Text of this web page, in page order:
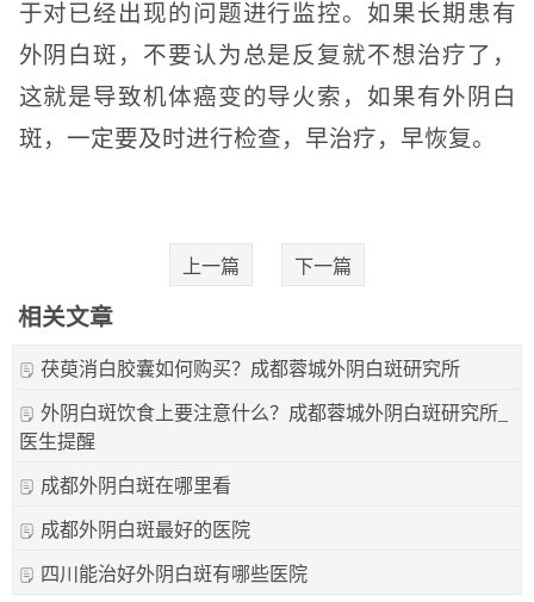
于对已经出现的问题进行监控。如果长期患有
外阴白斑，不要认为总是反复就不想治疗了，
这就是导致机体癌变的导火索，如果有外阴白
斑，一定要及时进行检查，早治疗，早恢复。
上一篇 下一篇
相关文章
茯萸消白胶囊如何购买？成都蓉城外阴白斑研究所
外阴白斑饮食上要注意什么？成都蓉城外阴白斑研究所_
医生提醒
成都外阴白斑在哪里看
成都外阴白斑最好的医院
四川能治好外阴白斑有哪些医院